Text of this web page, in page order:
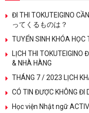
ĐI THI TOKUTEIGINO
ってくるものは？
TUYỂN SINH KHÓA
LỊCH THI TOKUTEIGINO
& NHÀ HÀNG
THÁNG 7 / 2023 LỊCH
CÓ TIN ĐƯỢC KHÔNG
Học viện Nhật ngữ